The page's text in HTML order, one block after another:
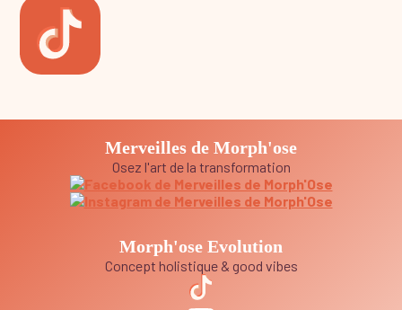
Merveilles de Morph'ose
Osez l'art de la transformation
Morph'ose Evolution
Concept holistique & good vibes